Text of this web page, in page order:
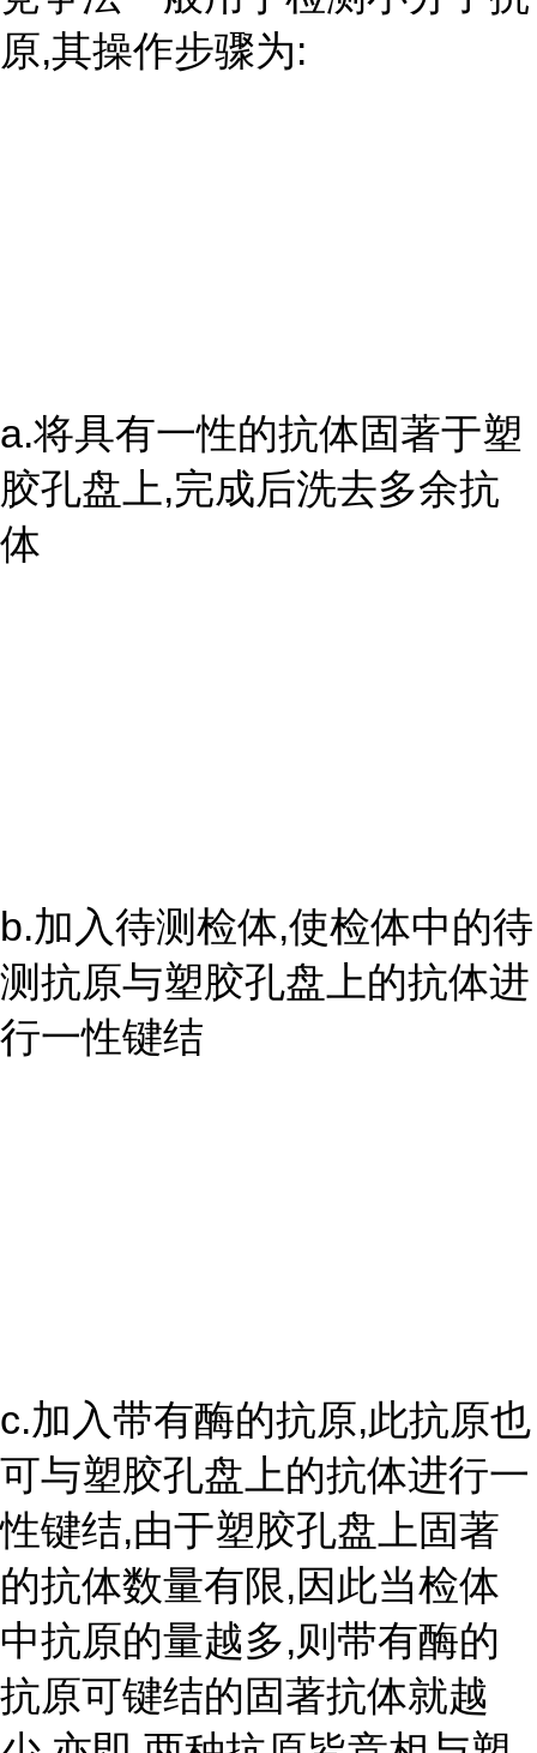
原,其操作步骤为:
a.将具有一性的抗体固著于塑
胶孔盘上,完成后洗去多余抗
体
b.加入待测检体,使检体中的待
测抗原与塑胶孔盘上的抗体进
行一性键结
c.加入带有酶的抗原,此抗原也
可与塑胶孔盘上的抗体进行一
性键结,由于塑胶孔盘上固著
的抗体数量有限,因此当检体
中抗原的量越多,则带有酶的
抗原可键结的固著抗体就越